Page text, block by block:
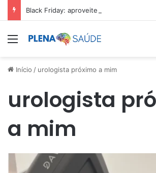
Black Friday: aproveite antes que acabe
Menu
Início / urologista próximo a mim
urologista
a mim